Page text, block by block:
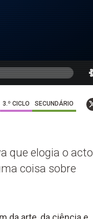
3.º CICLO SECUNDÁRIO
que elogia o acto
coisa sobre